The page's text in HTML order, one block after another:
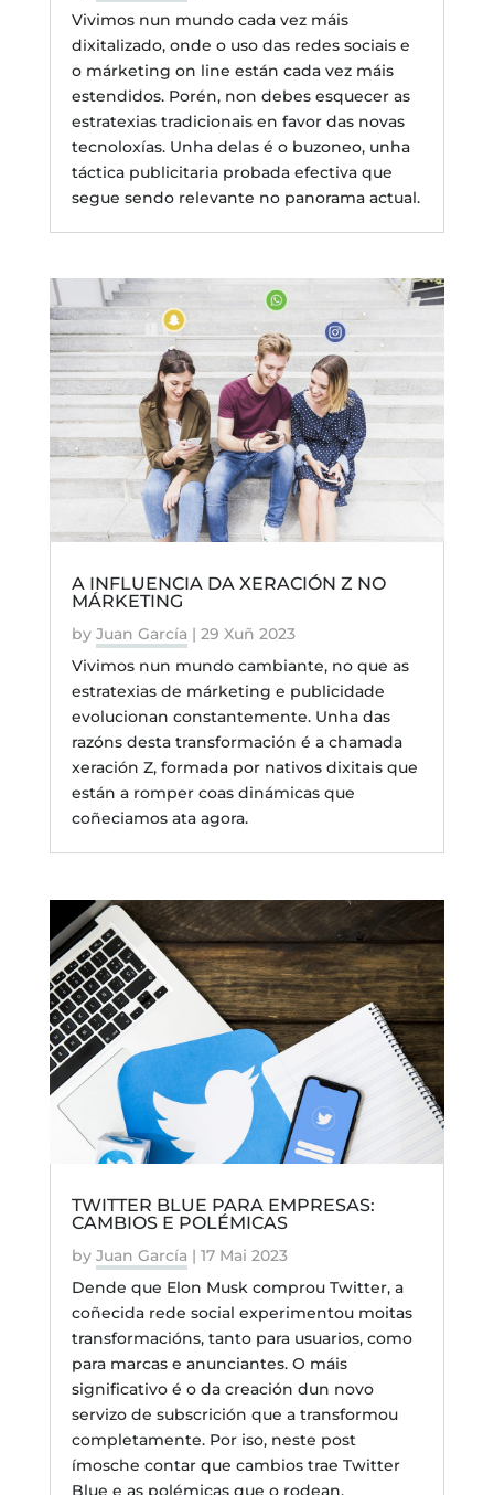
Vivimos nun mundo cada vez máis
dixitalizado, onde o uso das redes sociais e
o márketing on line están cada vez máis
estendidos. Porén, non debes esquecer as
estratexias tradicionais en favor das novas
tecnoloxías. Unha delas é o buzoneo, unha
táctica publicitaria probada efectiva que
segue sendo relevante no panorama actual.
A INFLUENCIA DA XERACIÓN Z NO
MÁRKETING
by Juan García | 29 Xuñ 2023
Vivimos nun mundo cambiante, no que as
estratexias de márketing e publicidade
evolucionan constantemente. Unha das
razóns desta transformación é a chamada
xeración Z, formada por nativos dixitais que
están a romper coas dinámicas que
coñeciamos ata agora.
TWITTER BLUE PARA EMPRESAS:
CAMBIOS E POLÉMICAS
by Juan García | 17 Mai 2023
Dende que Elon Musk comprou Twitter, a
coñecida rede social experimentou moitas
transformacións, tanto para usuarios, como
para marcas e anunciantes. O máis
significativo é o da creación dun novo
servizo de subscrición que a transformou
completamente. Por iso, neste post
ímosche contar que cambios trae Twitter
Blue e as polémicas que o rodean.